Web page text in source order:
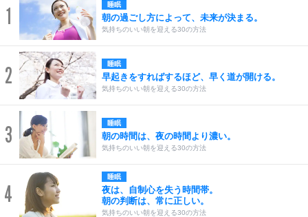
1 睡眠
朝の過ごし方によって、未来が決まる。
気持ちのいい朝を迎える30の方法
2 睡眠
早起きをすればするほど、早く道が開ける。
気持ちのいい朝を迎える30の方法
3 睡眠
朝の時間は、夜の時間より濃い。
気持ちのいい朝を迎える30の方法
4
睡眠
夜は、自制心を失う時間帯。
朝の判断は、常に正しい。
気持ちのいい朝を迎える30の方法